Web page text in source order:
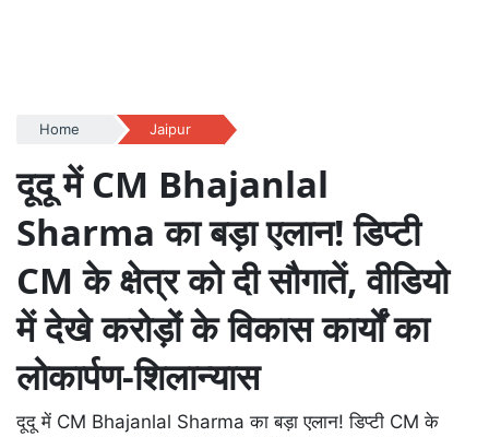
Home Jaipur
दूदू में CM Bhajanlal
Sharma का बड़ा एलान! डिप्टी
CM के क्षेत्र को दी सौगातें, वीडियो
में देखे करोड़ों के विकास कार्यों का
लोकार्पण-शिलान्यास
दूदू में CM Bhajanlal Sharma का बड़ा एलान! डिप्टी CM के